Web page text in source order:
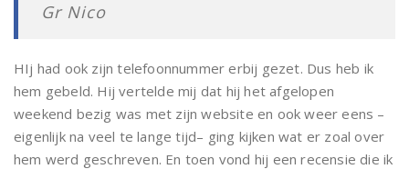
Gr Nico
HIj had ook zijn telefoonnummer erbij gezet. Dus heb ik
hem gebeld. Hij vertelde mij dat hij het afgelopen
weekend bezig was met zijn website en ook weer eens –
eigenlijk na veel te lange tijd– ging kijken wat er zoal over
hem werd geschreven. En toen vond hij een recensie die ik